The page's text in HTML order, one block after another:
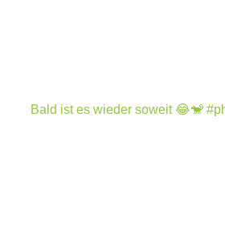
Bald ist es wieder soweit 😂🐒